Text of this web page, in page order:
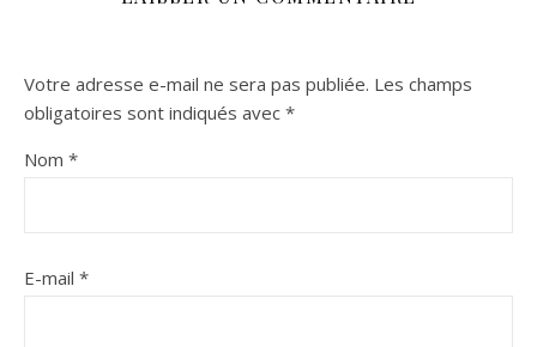
Votre adresse e-mail ne sera pas publiée. Les champs
obligatoires sont indiqués avec *
Nom *
E-mail *